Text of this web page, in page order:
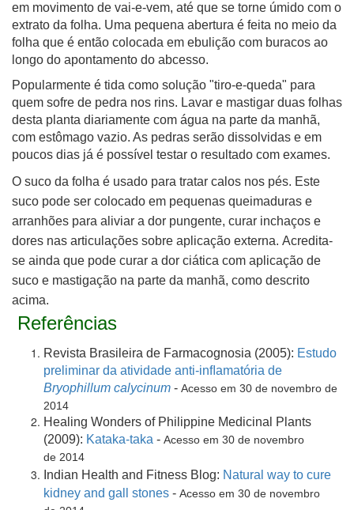
em movimento de vai-e-vem, até que se torne úmido com o
extrato da folha. Uma pequena abertura é feita no meio da
folha que é então colocada em ebulição com buracos ao
longo do apontamento do abcesso.
Popularmente é tida como solução "tiro-e-queda" para
quem sofre de pedra nos rins. Lavar e mastigar duas folhas
desta planta diariamente com água na parte da manhã,
com estômago vazio. As pedras serão dissolvidas e em
poucos dias já é possível testar o resultado com exames.
O suco da folha é usado para tratar calos nos pés. Este
suco pode ser colocado em pequenas queimaduras e
arranhões para aliviar a dor pungente, curar inchaços e
dores nas articulações sobre aplicação externa. Acredita-
se ainda que pode curar a dor ciática com aplicação de
suco e mastigação na parte da manhã, como descrito
acima.
Referências
Revista Brasileira de Farmacognosia (2005): Estudo
preliminar da atividade anti-inﬂamatória de
Bryophillum calycinum - Acesso em 30 de novembro de
2014
Healing Wonders of Philippine Medicinal Plants
(2009): Kataka-taka - Acesso em 30 de novembro
de 2014
Indian Health and Fitness Blog: Natural way to cure
kidney and gall stones - Acesso em 30 de novembro